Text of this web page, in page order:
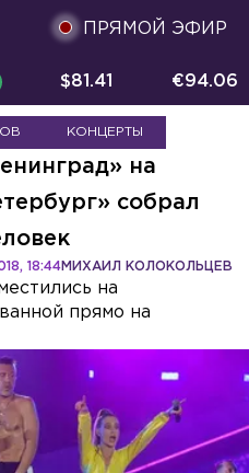
ПРЯМОЙ ЭФИР
$81.41 €94.06
КОНЦЕРТЫ
на
собрал
МИХАИЛ КОЛОКОЛЬЦЕВ
18:44
на
прямо на